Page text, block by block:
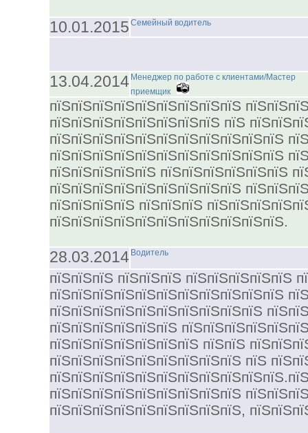
10.01.2015 Семейный водитель
13.04.2014 Менеджер по работе с клиентами/Мастер
приемщик
пїЅпїЅпїЅпїЅпїЅпїЅпїЅпїЅпїЅ
пїЅпїЅпїЅпїЅпїЅпїЅпїЅпїЅ пїЅ
пїЅпїЅпїЅпїЅпїЅпїЅпїЅпїЅпїЅпїЅпїЅ
пїЅпїЅпїЅпїЅпїЅпїЅпїЅпїЅпїЅпїЅпїЅ
пїЅпїЅпїЅпїЅпїЅ пїЅпїЅпїЅпїЅпїЅпїЅ
пїЅпїЅпїЅпїЅпїЅпїЅпїЅпїЅпїЅ
пїЅпїЅпїЅпїЅ пїЅпїЅпїЅ
пїЅпїЅпїЅпїЅпїЅпїЅпїЅпїЅпїЅпїЅпїЅ.
28.03.2014 Водитель
пїЅпїЅпїЅ пїЅпїЅпїЅ пїЅпїЅпїЅпїЅпїЅ
пїЅпїЅпїЅпїЅпїЅпїЅпїЅпїЅпїЅпїЅпїЅ
пїЅпїЅпїЅпїЅпїЅпїЅпїЅпїЅпїЅпїЅ
пїЅпїЅпїЅпїЅпїЅпїЅ
пїЅпїЅпїЅпїЅпїЅпїЅпїЅ пїЅпїЅ
пїЅпїЅпїЅпїЅпїЅпїЅпїЅпїЅпїЅ пїЅ
пїЅпїЅпїЅпїЅпїЅпїЅпїЅпїЅпїЅ
пїЅпїЅпїЅпїЅпїЅпїЅпїЅпїЅпїЅ,